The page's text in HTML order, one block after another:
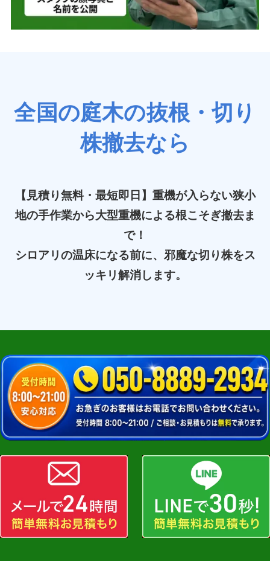
全国の庭木の抜根・切り
株撤去なら
【見積り無料・最短即日】重機が入らない狭小
地の手作業から大型重機による根こそぎ撤去ま
で！
シロアリの温床になる前に、邪魔な切り株をス
ッキリ解消します。